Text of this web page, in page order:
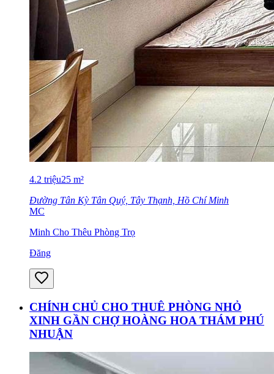
4.2 triệu25 m²
Đường Tân Kỳ Tân Quý, Tây Thạnh, Hồ Chí Minh
MC
Minh Cho Thêu Phòng Trọ
Đăng
CHÍNH CHỦ CHO THUÊ PHÒNG NHỎ
XINH GẦN CHỢ HOÀNG HOA THÁM PHÚ
NHUẬN